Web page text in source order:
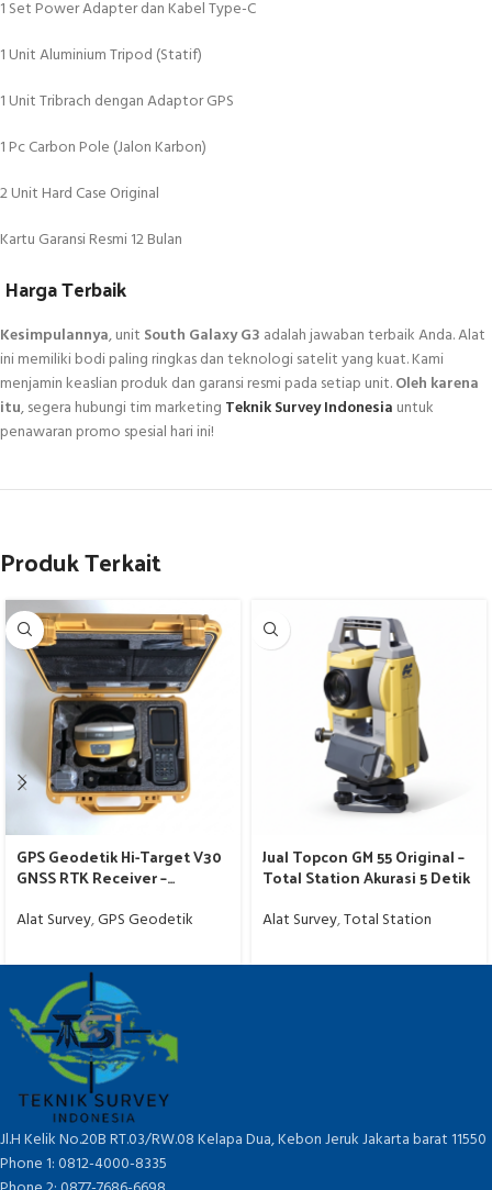
1 Set Power Adapter dan Kabel Type-C
1 Unit Aluminium Tripod (Statif)
1 Unit Tribrach dengan Adaptor GPS
1 Pc Carbon Pole (Jalon Karbon)
2 Unit Hard Case Original
Kartu Garansi Resmi 12 Bulan
Harga Terbaik
Kesimpulannya, unit South Galaxy G3 adalah jawaban terbaik Anda. Alat
ini memiliki bodi paling ringkas dan teknologi satelit yang kuat. Kami
menjamin keaslian produk dan garansi resmi pada setiap unit.Oleh karena
itu, segera hubungi tim marketing Teknik Survey Indonesia untuk
penawaran promo spesial hari ini!
Produk Terkait
GPS Geodetik Hi-Target V30
GNSS RTK Receiver –
Alat Survey,GPS Geodetik
Jual Topcon GM 55 Original –
Total Station Akurasi 5 Detik
Alat Survey,Total Station
Jl.H Kelik No.20B RT.03/RW.08 Kelapa Dua, Kebon Jeruk Jakarta barat 11550
Phone 1: 0812-4000-8335